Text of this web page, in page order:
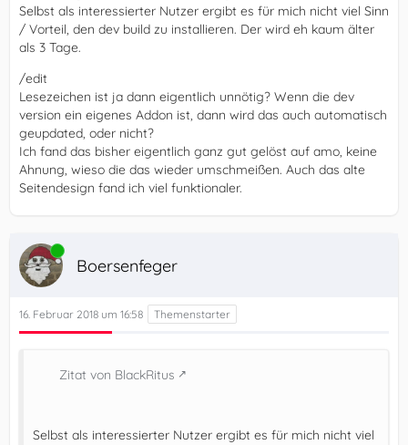
As per email, those using the beta version of uBO will be
when the release version become greater than the last
version available in the beta channel.
Given this, the new uBlock Origin beta version is now
located at:https://addons.mozilla.org/en-US/firefox/…ock-
origin-dev/
(see update above).
stable on AMO, and this means they can't share settings,
and the first time you install that dev build, all the
settings/filters/rules will be the default ones. If needed,
between both the stable and dev build.
Selbst als interessierter Nutzer ergibt es für mich nicht viel Sinn
/ Vorteil, den dev build zu installieren. Der wird eh kaum älter
als 3 Tage.
/edit
Lesezeichen ist ja dann eigentlich unnötig? Wenn die dev
version ein eigenes Addon ist, dann wird das auch automatisch
geupdated, oder nicht?
Ich fand das bisher eigentlich ganz gut gelöst auf amo, keine
Ahnung, wieso die das wieder umschmeißen. Auch das alte
Seitendesign fand ich viel funktionaler.
Online
Boersenfeger
16. Februar 2018 um 16:58
Zitat von BlackRitus
Selbst als interessierter Nutzer ergibt es für mich nicht viel